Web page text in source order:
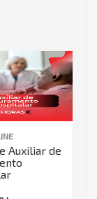
Auxiliar de